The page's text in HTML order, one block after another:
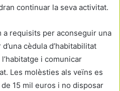
continuar la seva activitat.
a requisits per aconseguir una
cèdula d’habitabilitat
i comunicar
Les molèsties als veïns es
15 mil euros i no disposar